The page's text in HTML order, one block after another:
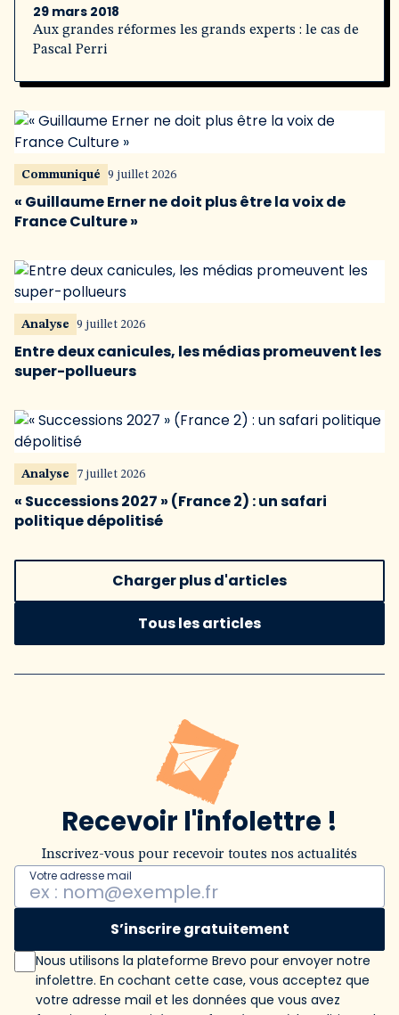
29 mars 2018
Aux grandes réformes les grands experts : le cas de
Pascal Perri
Communiqué 9 juillet 2026
« Guillaume Erner ne doit plus être la voix de
France Culture »
Analyse 9 juillet 2026
Entre deux canicules, les médias promeuvent les
super-pollueurs
Analyse 7 juillet 2026
« Successions 2027 » (France 2) : un safari
politique dépolitisé
Charger plus d'articles
Tous les articles
Recevoir l'infolettre !
Inscrivez-vous pour recevoir toutes nos actualités
Votre adresse mail
S’inscrire gratuitement
Nous utilisons la plateforme Brevo pour envoyer notre
infolettre. En cochant cette case, vous acceptez que
votre adresse mail et les données que vous avez